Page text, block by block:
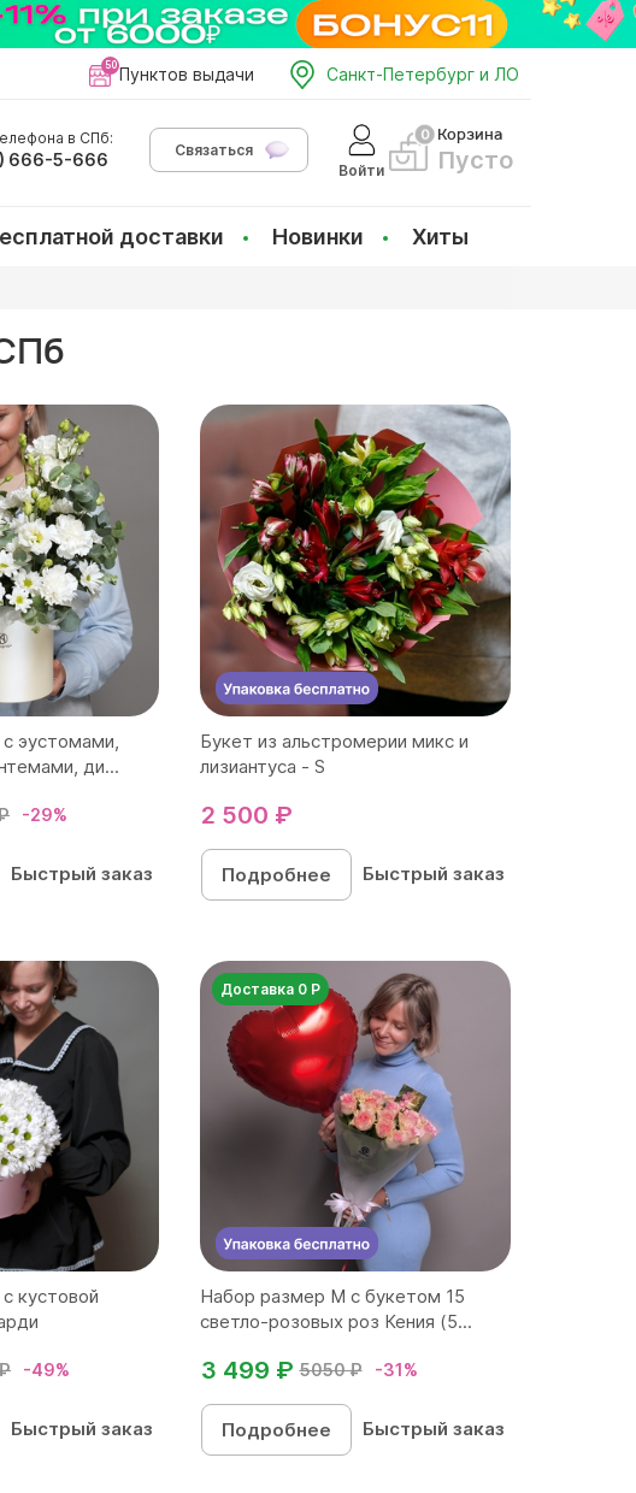
Пунктов выдачи Санкт-Петербург и ЛО
в СПб:
666-5-666
Связаться
Войти
Корзина
Пусто
доставки Новинки Хиты
эустомами,
ди...
-29%
Быстрый заказ
Букет из альстромерии микс и
лизиантуса - S
2 500 ₽
Подробнее Быстрый заказ
кустовой
-49%
Быстрый заказ
Доставка 0 Р
Набор размер M с букетом 15
светло-розовых роз Кения (5...
5050 ₽ -31%
3 499 ₽
Подробнее Быстрый заказ